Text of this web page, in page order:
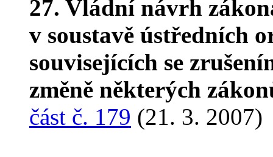
27. Vládní návrh
v soustavě ústředních
souvisejících se
změně některých
část č. 179 (21. 3. 2007)